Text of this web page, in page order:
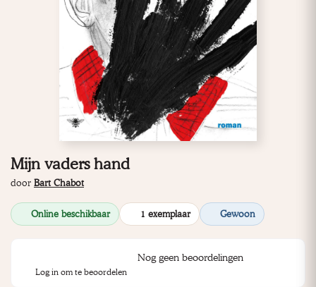
Mijn vaders hand
door Bart Chabot
Online beschikbaar 1 exemplaar Gewoon
Nog geen beoordelingen
Log in om te beoordelen